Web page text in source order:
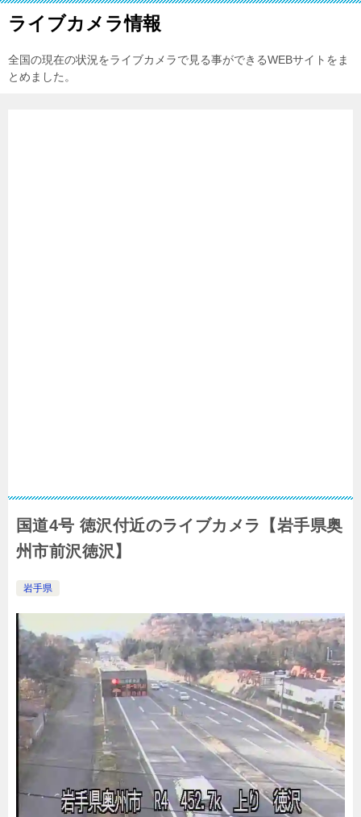
ライブカメラ情報
全国の現在の状況をライブカメラで見る事ができるWEBサイトをま
とめました。
国道4号 徳沢付近のライブカメラ【岩手県奥
州市前沢徳沢】
岩手県